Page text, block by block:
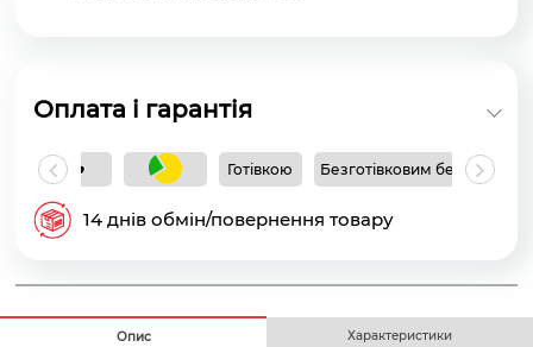
Оплата і гарантія
Готівкою Безготівковим без ПДВ
14 днів обмін/повернення товару
Опис Характеристики